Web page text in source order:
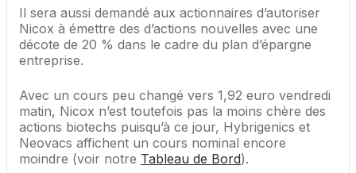
Il sera aussi demandé aux actionnaires d’autoriser
Nicox à émettre des d’actions nouvelles avec une
décote de 20 % dans le cadre du plan d’épargne
entreprise.
Avec un cours peu changé vers 1,92 euro vendredi
matin, Nicox n’est toutefois pas la moins chère des
actions biotechs puisqu’à ce jour, Hybrigenics et
Neovacs affichent un cours nominal encore
moindre (voir notre Tableau de Bord).